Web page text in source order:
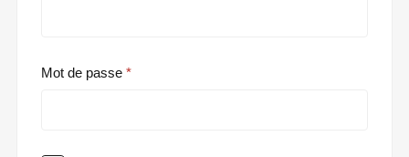
Mot de passe